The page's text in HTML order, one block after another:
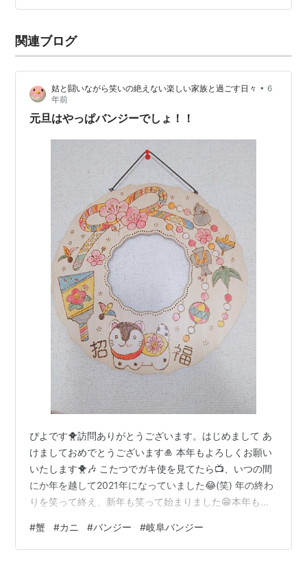
どれくらい？ 岐阜バンジーは世界第何位？ 岐阜バンジー
項は？ 日本一のバンジージャンプ体験 高低差215メート
ル…
関連ブログ
姑と闘いながら笑いの絶えない楽しい家族と過ごす日々 • 6
年前
元旦はやっぱバンジーでしょ！！
ぴよです🐥訪問ありがとうございます。はじめまして あ
けましておめでとうございます🎍 本年もよろしくお願い
いたします🐥🎶 こたつでガキ使を見てたら📺️、いつの間
にか年を越して2021年になっていました😂(笑) 年の終わ
りを笑って終え、新年も笑って始まりました😁本年も笑
すがクリスマス🎄 年末年始はやっぱカニでしょ🦀 おせち
も手抜き 元旦はやっぱバンジーでしょ！！ 今更ですがク
#蟹 #カニ #バンジー #岐阜バンジー